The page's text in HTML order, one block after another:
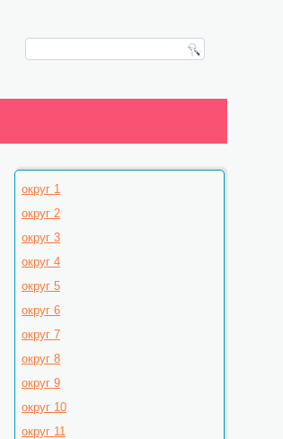
округ 1
округ 2
округ 3
округ 4
округ 5
округ 6
округ 7
округ 8
округ 9
округ 10
округ 11